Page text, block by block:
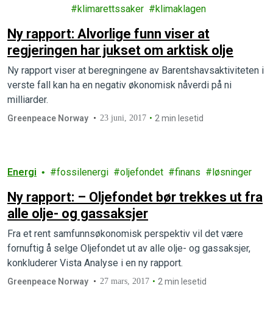
klimarettssaker klimaklagen
Ny rapport: Alvorlige funn viser at
regjeringen har jukset om arktisk olje
Ny rapport viser at beregningene av Barentshavsaktiviteten i
verste fall kan ha en negativ økonomisk nåverdi på ni
milliarder.
Greenpeace Norway 23 juni, 2017 2 min lesetid
Energi fossilenergi oljefondet finans løsninger
Ny rapport: – Oljefondet bør trekkes ut fra
alle olje- og gassaksjer
Fra et rent samfunnsøkonomisk perspektiv vil det være
fornuftig å selge Oljefondet ut av alle olje- og gassaksjer,
konkluderer Vista Analyse i en ny rapport.
Greenpeace Norway 27 mars, 2017 2 min lesetid